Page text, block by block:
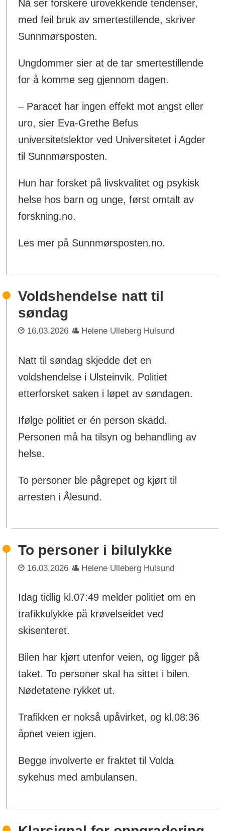
Nå ser forskere urovekkende tendenser,
med feil bruk av smertestillende, skriver
Sunnmørsposten.
Ungdommer sier at de tar smertestillende
for å komme seg gjennom dagen.
– Paracet har ingen effekt mot angst eller
uro, sier Eva-Grethe Befus
universitetslektor ved Universitetet i Agder
til Sunnmørsposten.
Hun har forsket på livskvalitet og psykisk
helse hos barn og unge, først omtalt av
forskning.no.
Les mer på Sunnmørsposten.no.
Voldshendelse natt til
søndag
16.03.2026 Helene Ulleberg Hulsund
Natt til søndag skjedde det en
voldshendelse i Ulsteinvik. Politiet
etterforsket saken i løpet av søndagen.
Ifølge politiet er én person skadd.
Personen må ha tilsyn og behandling av
helse.
To personer ble pågrepet og kjørt til
arresten i Ålesund.
To personer i bilulykke
16.03.2026 Helene Ulleberg Hulsund
Idag tidlig kl.07:49 melder politiet om en
trafikkulykke på krøvelseidet ved
skisenteret.
Bilen har kjørt utenfor veien, og ligger på
taket. To personer skal ha sittet i bilen.
Nødetatene rykket ut.
Trafikken er nokså upåvirket, og kl.08:36
åpnet veien igjen.
Begge involverte er fraktet til Volda
sykehus med ambulansen.